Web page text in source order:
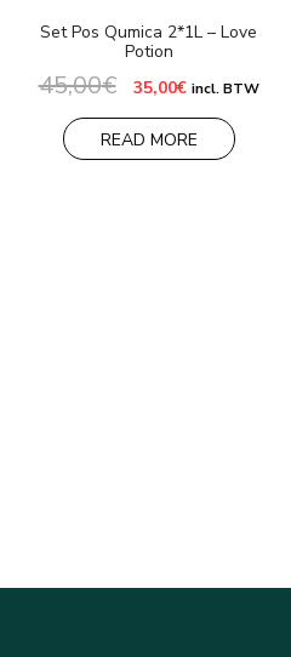
Set Pos Qumica 2*1L – Love
Potion
45,00€ Le
prix
initial
était :
45,00€.
35,00€Le
actuel
est :
35,00€.
incl. BTW
READ MORE